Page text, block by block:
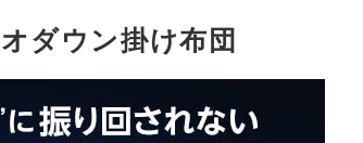
ダウン掛け布団